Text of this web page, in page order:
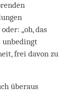
„oh, das
unbedingt
frei davon zu
überaus